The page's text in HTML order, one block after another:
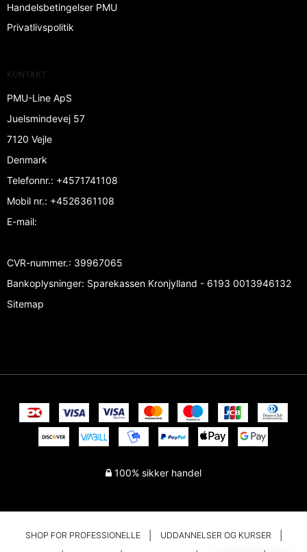
Handelsbetingelser PMU
Privatlivspolitik
KONTAKT
PMU-Line ApS
Juelsmindevej 57
7120 Vejle
Denmark
Telefonnr.: +4571741108
Mobil nr.: +4526361108
E-mail:
CVR-nummer.: 39967065
Bankoplysninger: Sparekassen Kronjylland - 6193 0013946132
Sitemap
100% sikker handel
SHOP FOR PROFESSIONELLE UDDANNELSER OG KURSER